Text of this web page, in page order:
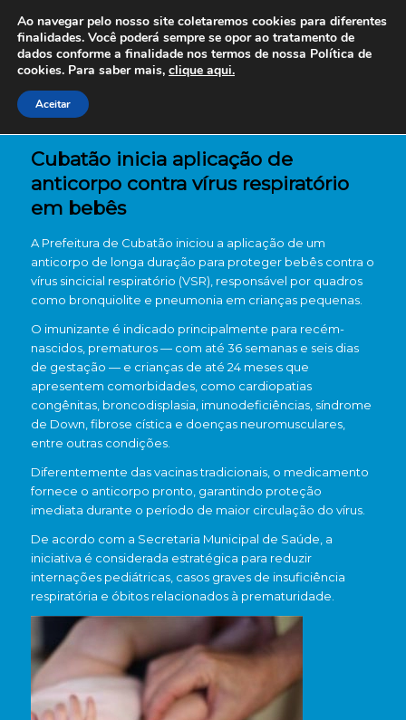
Cubatão inicia aplicação de
anticorpo contra vírus respiratório
em bebês
A Prefeitura de Cubatão iniciou a aplicação de um
anticorpo de longa duração para proteger bebês contra o
vírus sincicial respiratório (VSR), responsável por quadros
como bronquiolite e pneumonia em crianças pequenas.
O imunizante é indicado principalmente para recém-
nascidos, prematuros — com até 36 semanas e seis dias
de gestação — e crianças de até 24 meses que
apresentem comorbidades, como cardiopatias
congênitas, broncodisplasia, imunodeficiências, síndrome
de Down, fibrose cística e doenças neuromusculares,
entre outras condições.
Diferentemente das vacinas tradicionais, o medicamento
fornece o anticorpo pronto, garantindo proteção
imediata durante o período de maior circulação do vírus.
De acordo com a Secretaria Municipal de Saúde, a
iniciativa é considerada estratégica para reduzir
internações pediátricas, casos graves de insuficiência
respiratória e óbitos relacionados à prematuridade.
Ao navegar pelo nosso site coletaremos cookies para diferentes
finalidades. Você poderá sempre se opor ao tratamento de
dados conforme a finalidade nos termos de nossa Política de
cookies. Para saber mais, clique aqui.
Aceitar